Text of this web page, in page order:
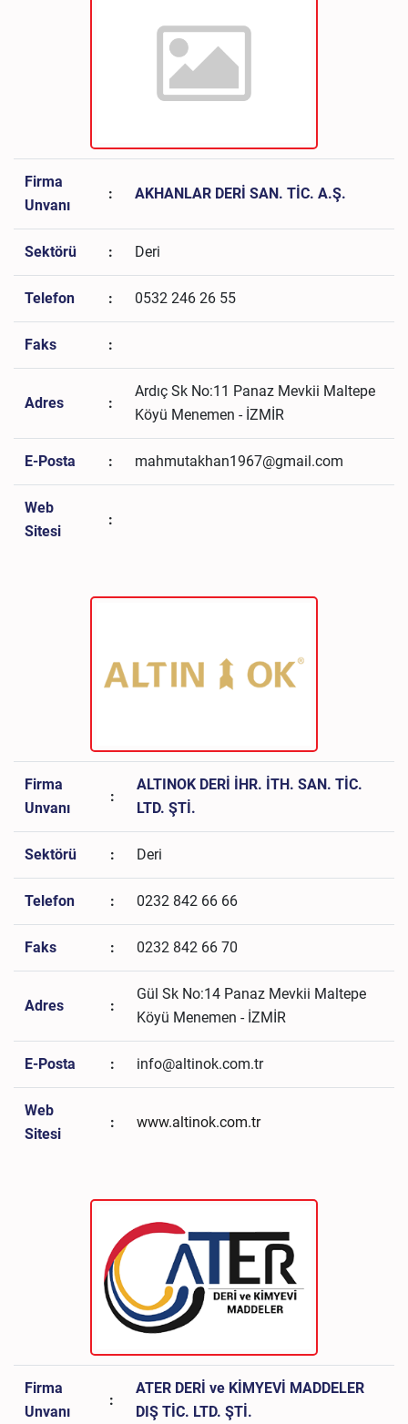
Firma
Unvanı
: AKHANLAR DERİ SAN. TİC. A.Ş.
Sektörü : Deri
Telefon : 0532 246 26 55
Faks :
Adres :
Ardıç Sk No:11 Panaz Mevkii Maltepe
Köyü Menemen - İZMİR
E-Posta : mahmutakhan1967@gmail.com
Web
Sitesi
:
Firma
Unvanı
:
ALTINOK DERİ İHR. İTH. SAN. TİC.
LTD. ŞTİ.
Sektörü : Deri
Telefon : 0232 842 66 66
Faks : 0232 842 66 70
Adres :
Gül Sk No:14 Panaz Mevkii Maltepe
Köyü Menemen - İZMİR
E-Posta : info@altinok.com.tr
Web
Sitesi
: www.altinok.com.tr
Firma
Unvanı
:
ATER DERİ ve KİMYEVİ MADDELER
DIŞ TİC. LTD. ŞTİ.